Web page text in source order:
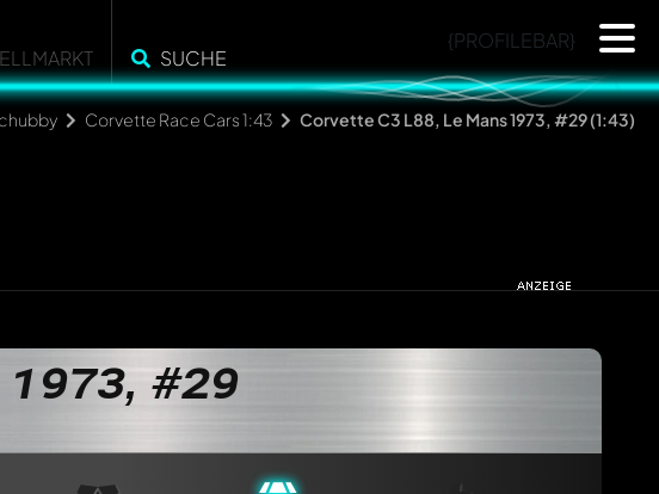
SUCHE
{PROFILEBAR}
chubby Corvette Race Cars 1:43 Corvette C3 L88, Le Mans 1973, #29 (1:43)
#29